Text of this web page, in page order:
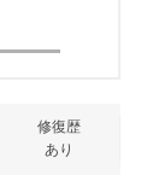
修復歴
あり